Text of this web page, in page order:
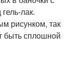
лак.
рисунком, так
быть сплошной